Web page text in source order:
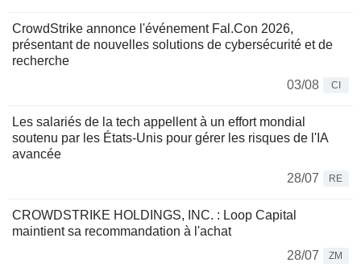
CrowdStrike annonce l'événement Fal.Con 2026,
présentant de nouvelles solutions de cybersécurité et de
recherche
03/08
CI
Les salariés de la tech appellent à un effort mondial
soutenu par les États-Unis pour gérer les risques de l'IA
avancée
28/07
RE
CROWDSTRIKE HOLDINGS, INC. : Loop Capital
maintient sa recommandation à l'achat
28/07
ZM